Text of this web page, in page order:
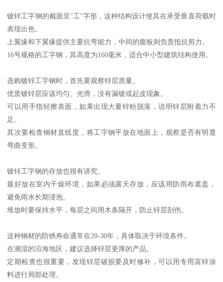
镀锌工字钢的截面呈"工"字形，这种结构设计使其在承受垂直荷载时
表现出色。
上翼缘和下翼缘提供主要抗弯能力，中间的腹板则负责抵抗剪力。
16号规格的工字钢，其高度为160毫米，适合中小型建筑结构使用。
选购镀锌工字钢时，首先要观察锌层质量。
优质镀锌层应该均匀、光滑，没有漏镀或起皮现象。
可以用手指轻擦表面，如果出现大量锌粉脱落，说明锌层附着力不
足。
其次要检查钢材直线度，将工字钢平放在地面上，观察是否有明显
弯曲变形。
镀锌工字钢的存放也很有讲究。
最好放在室内干燥环境，如果必须露天存放，应该用防雨布遮盖，
避免雨水长期浸泡。
堆放时要保持水平，每层之间用木条隔开，防止锌层刮伤。
这种钢材的防锈寿命通常在20-30年，具体取决于环境条件。
在潮湿的沿海地区，建议选择锌层更厚的产品。
定期检查也很重要，发现锌层破损要及时修补，可以用专用富锌涂
料进行局部处理。